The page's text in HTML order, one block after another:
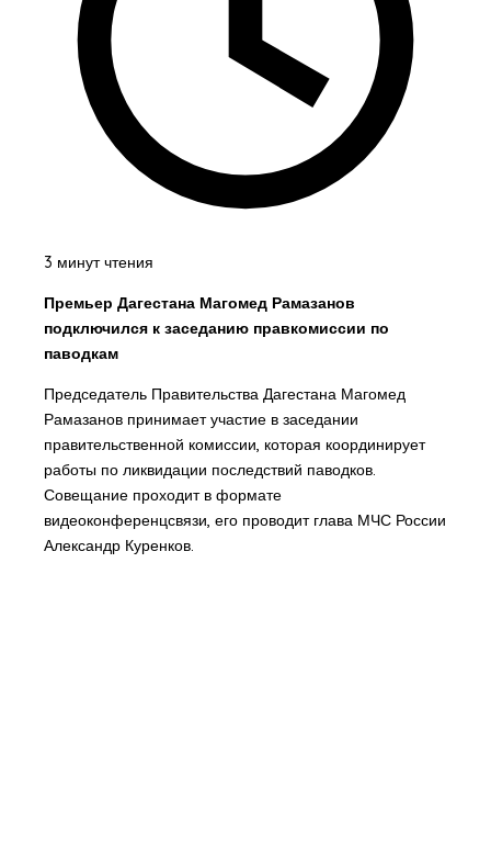
3 минут чтения
Премьер Дагестана Магомед Рамазанов
подключился к заседанию правкомиссии по
паводкам
Председатель Правительства Дагестана Магомед
Рамазанов принимает участие в заседании
правительственной комиссии, которая координирует
работы по ликвидации последствий паводков.
Совещание проходит в формате
видеоконференцсвязи, его проводит глава МЧС России
Александр Куренков.